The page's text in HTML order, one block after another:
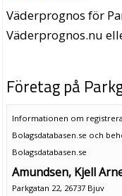
Väderprognos för
Väderprognos.nu
Företag på
Informationen om
Bolagsdatabasen.se och
Bolagsdatabasen.se
Amundsen, Kjell
Parkgatan 22, 26737 Bjuv